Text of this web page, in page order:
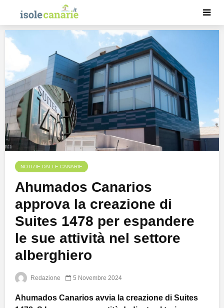
NOTIZIE DALLE CANARIE
Ahumados Canarios
approva la creazione di
Suites 1478 per espandere
le sue attività nel settore
alberghiero
Redazione 5 Novembre 2024
Ahumados Canarios avvia la creazione di Suites